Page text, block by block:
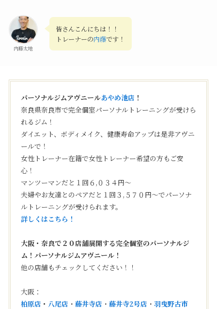
内藤太地
皆さんこんにちは！！
トレーナーの内藤です！
パーソナルジムアヴニールあやめ池店 ！
奈良県奈良市で完全個室パーソナルトレーニングが受けら
れるジム！
ダイエット、ボディメイク、健康寿命アップは是非アヴニ
ールで！
女性トレーナー在籍で女性トレーナー希望の方もご安
心！
マンツーマンだと１回６,０３４円〜
夫婦やお友達とのペアだと１回３,５７０円〜でパーソナ
ルトレーニングが受けられます。
詳しくはこちら！
大阪・奈良で２０店舗展開する完全個室のパーソナルジ
ム！パーソナルジムアヴニール！
他の店舗もチェックしてください！！
大阪：
柏原店 ・ 八尾店 ・ 藤井寺店 ・ 藤井寺2号店 ・ 羽曳野古市